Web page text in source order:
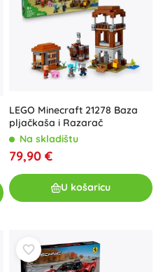
LEGO Minecraft 21278 Baza
pljačkaša i Razarač
Na skladištu
79,90 €
U košaricu